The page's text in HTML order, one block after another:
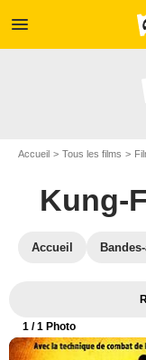
menu
Accueil Tous les films
Kung-
Accueil
1 / 1 Photo